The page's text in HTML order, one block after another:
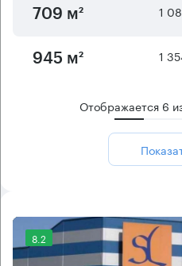
709 м² 1
945 м² 1
Отображается 6
8.2